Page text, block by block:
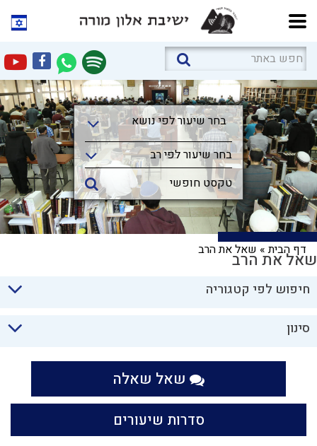
בחר שיעור לפי נושא
בחר שיעור לפי נושא
בחר שיעור לפי רב
דף הבית» שאל את הרבשאל את הרב
חיפוש לפי קטגוריה
סינון
שאל שאלה
סדרות שיעורים